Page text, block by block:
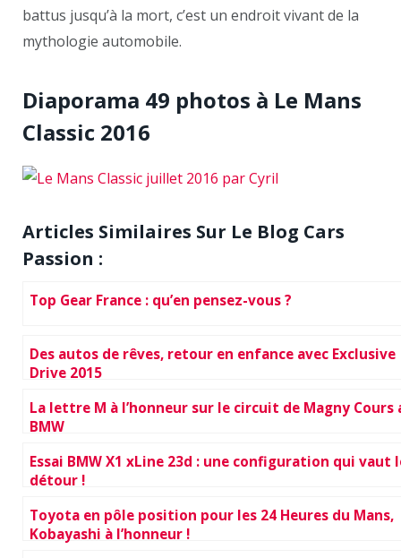
battus jusqu’à la mort, c’est un endroit vivant de la
mythologie automobile.
Diaporama 49 photos à Le Mans
Classic 2016
Articles Similaires Sur Le Blog Cars
Passion :
Top Gear France : qu’en pensez-vous ?
Des autos de rêves, retour en enfance avec Exclusive
Drive 2015
La lettre M à l’honneur sur le circuit de Magny Cours
BMW
Essai BMW X1 xLine 23d : une configuration qui vaut
détour !
Toyota en pôle position pour les 24 Heures du Mans,
Kobayashi à l’honneur !